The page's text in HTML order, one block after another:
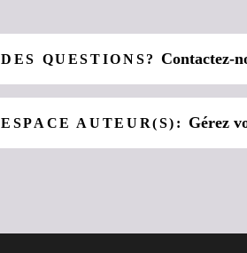
DES QUESTIONS?Contactez-
ESPACE AUTEUR(S): Gérez